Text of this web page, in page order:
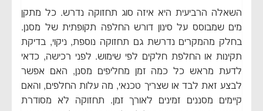
השאלה הרביעית היא איזה סוג תחזוקה נדרש. כל מתקן
מים שמבוסס על סינון דורש החלפה תקופתית של מסנן.
בחלק מהמקרים נדרשת גם תחזוקה נוספת, ניקוי, בדיקת
תקינות או החלפת חלקים לפי שימוש. לפני רכישה, כדאי
לדעת מראש כל כמה זמן מחליפים מסנן, האם אפשר
לבצע זאת לבד או שצריך טכנאי, מה עלות החלפים, והאם
קיימים מסננים זמינים לאורך זמן. תחזוקה לא מסודרת